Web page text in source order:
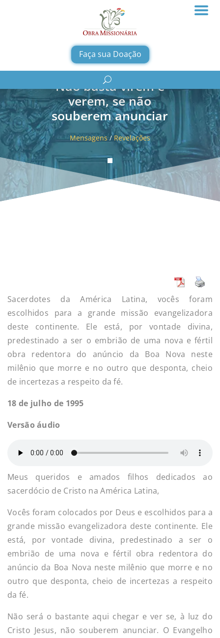
Faça sua Doação
Não basta virem e
verem, se não
souberem anunciar
Mensagens/Revelações
Sacerdotes da América Latina, vocês foram
escolhidos para a grande missão evangelizadora
deste continente. Ele está, por vontade divina,
predestinado a ser o embrião de uma nova e fértil
obra redentora do anúncio da Boa Nova neste
milênio que morre e no outro que desponta, cheio
de incertezas a respeito da fé.
18 de julho de 1995
Versão áudio
Meus queridos e amados filhos dedicados ao
sacerdócio de Cristo na América Latina,
Vocês foram colocados por Deus e escolhidos para a
grande missão evangelizadora deste continente. Ele
está, por vontade divina, predestinado a ser o
embrião de uma nova e fértil obra redentora do
anúncio da Boa Nova neste milênio que morre e no
outro que desponta, cheio de incertezas a respeito
da fé.
Não será o bastante aqui chegar e ver se, à luz do
Cristo Jesus, não souberem anunciar. O Evangelho